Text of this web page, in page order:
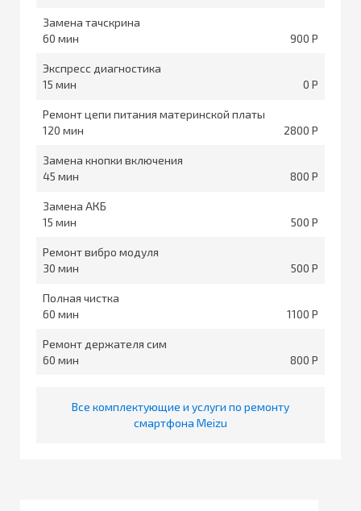
Замена тачскрина
60
900
Экспресс диагностика
15
0
Ремонт цепи питания материнской платы
120
2800
Замена кнопки включения
45
800
Замена АКБ
15
500
Ремонт вибро модуля
30
500
Полная чистка
60
1100
Ремонт держателя сим
60
800
Все комплектующие и услуги по ремонту
смартфона Meizu